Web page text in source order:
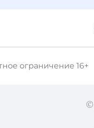
ограничение 16+